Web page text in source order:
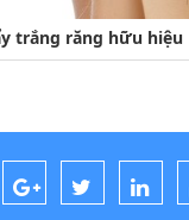
trắng răng hữu hiệu